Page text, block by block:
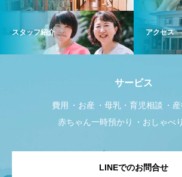
スタッフ紹介 アクセス
サービス
費用 お産 母乳・育児相談
赤ちゃん一時預かり
おしゃべ
LINEでのお問合せ